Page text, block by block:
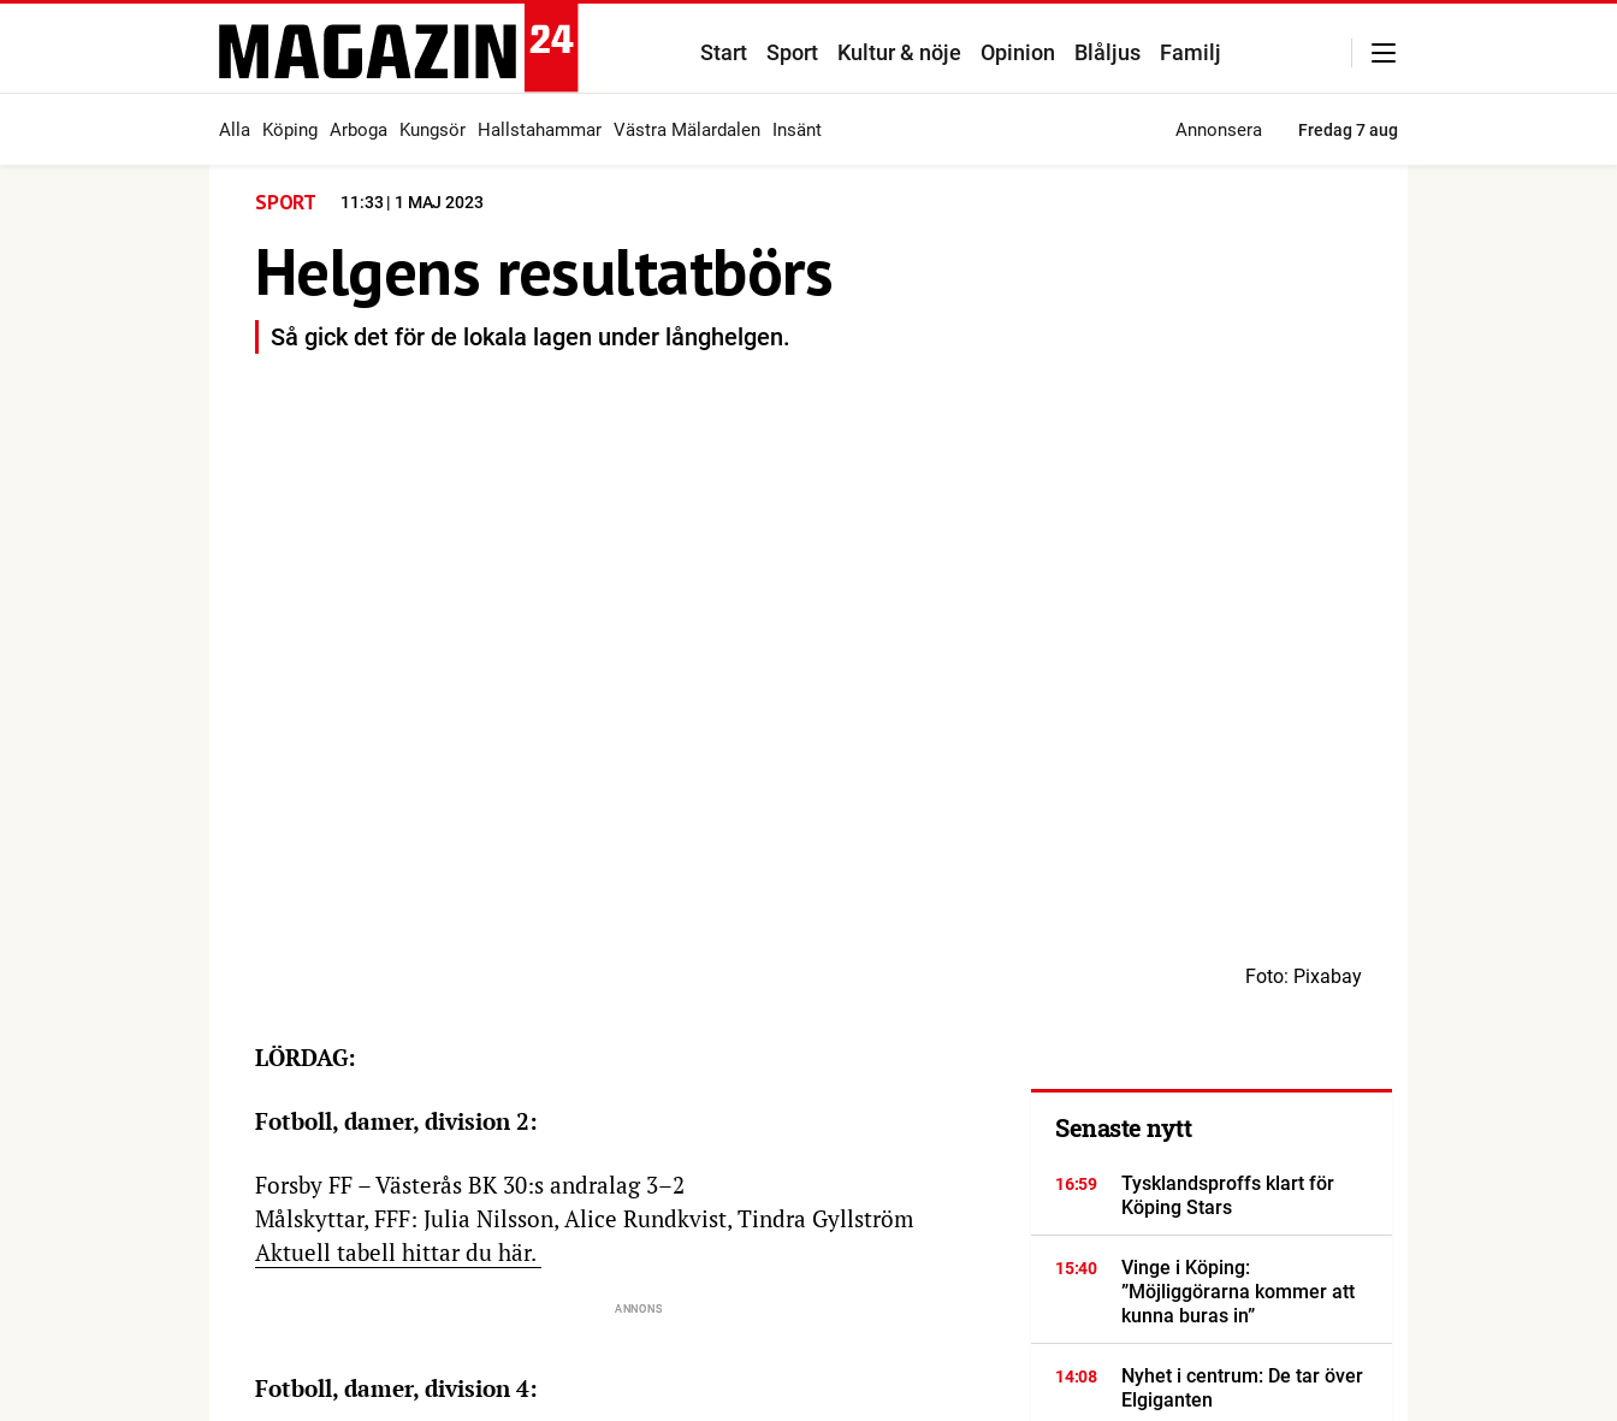
Start Sport Kultur & nöje Opinion Blåljus Familj
Alla Köping Arboga Kungsör Hallstahammar Västra Mälardalen Insänt Annonsera Fredag 7 aug
SPORT 11:33 | 1 MAJ 2023
Helgens resultatbörs
Så gick det för de lokala lagen under långhelgen.
Foto: Pixabay
LÖRDAG:
Fotboll, damer, division 2:
Forsby FF – Västerås BK 30:s andralag 3–2
Målskyttar, FFF: Julia Nilsson, Alice Rundkvist, Tindra Gyllström
Aktuell tabell hittar du här.
Fotboll, damer, division 4:
Senaste nytt
16:59
Tysklandsproffs klart för
Köping Stars
15:40
Vinge i Köping:
”Möjliggörarna kommer att
kunna buras in”
14:08
Nyhet i centrum: De tar över
Elgiganten